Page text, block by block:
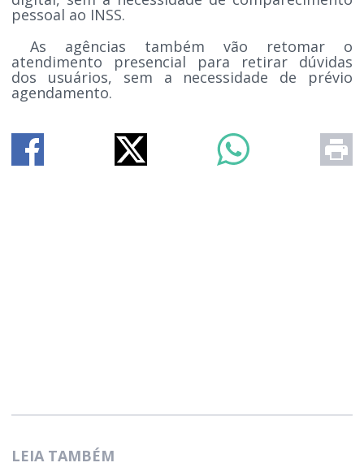
pessoal ao INSS.
As agências também vão retomar o
atendimento presencial para retirar dúvidas
dos usuários, sem a necessidade de prévio
agendamento.
LEIA TAMBÉM